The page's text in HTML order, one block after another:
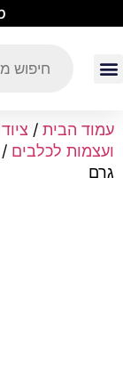
עמוד הבית /
ועצמות לכלבים
גרם